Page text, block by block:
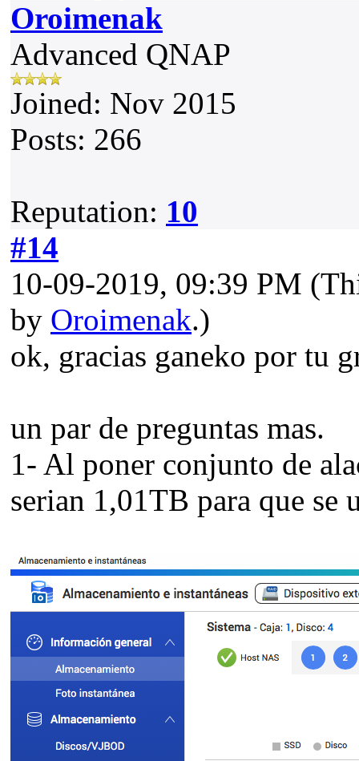
Oroimenak
Advanced QNAP
Joined: Nov 2015
Posts: 266
Reputation: 10
#14
10-09-2019, 09:39 PM
by Oroimenak.)
ok, gracias ganeko por tu
un par de preguntas mas.
1- Al poner conjunto de
serian 1,01TB para que se